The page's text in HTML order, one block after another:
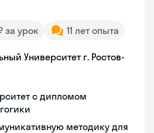
за урок 11 лет опыта
Университет г. Ростов-
с дипломом
методику для